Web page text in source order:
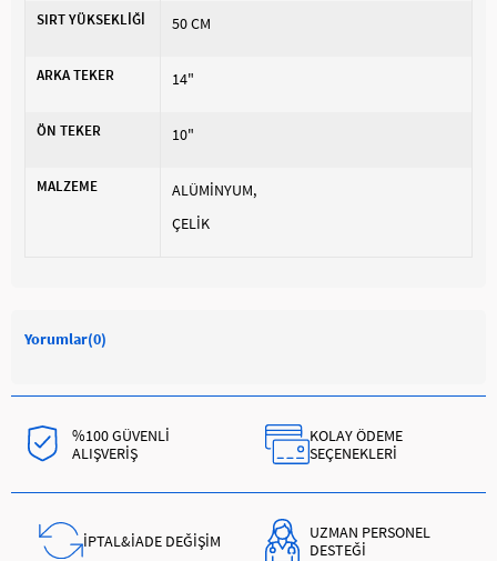
SIRT YÜKSEKLİĞİ 50 CM
ARKA TEKER 14"
ÖN TEKER 10"
MALZEME
ALÜMİNYUM
ÇELİK
Yorumlar(0)
%100 GÜVENLİ
ALIŞVERİŞ
KOLAY ÖDEME
SEÇENEKLERİ
İPTAL&İADE DEĞİŞİM
UZMAN PERSONEL
DESTEĞİ